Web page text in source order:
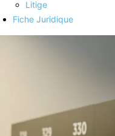
Litige
Fiche Juridique